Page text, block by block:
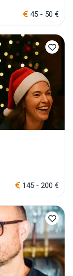
45 - 50 €
145 - 200 €